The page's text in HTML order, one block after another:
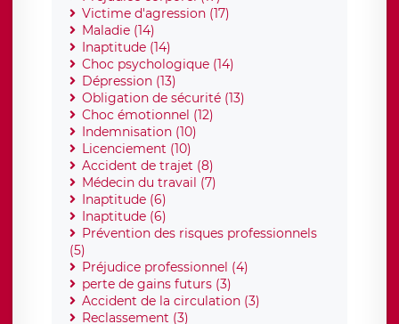
Victime d'agression (17)
Maladie (14)
Inaptitude (14)
Choc psychologique (14)
Dépression (13)
Obligation de sécurité (13)
Choc émotionnel (12)
Indemnisation (10)
Licenciement (10)
Accident de trajet (8)
Médecin du travail (7)
Inaptitude (6)
Inaptitude (6)
Prévention des risques professionnels
(5)
Préjudice professionnel (4)
perte de gains futurs (3)
Accident de la circulation (3)
Reclassement (3)